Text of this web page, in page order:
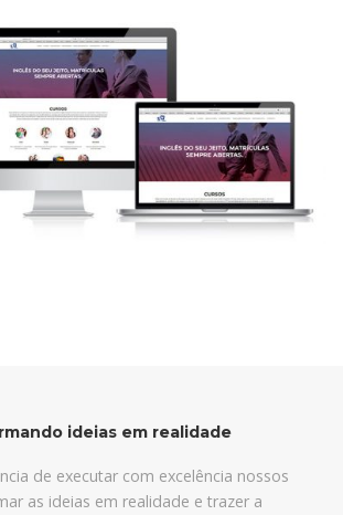
ideias em realidade
de executar com excelência nossos
as ideias em realidade e trazer a